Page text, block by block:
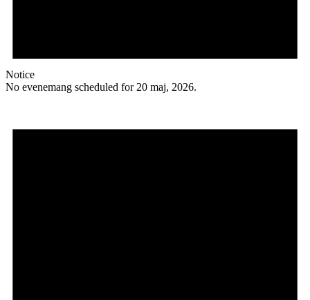
Notice
No evenemang scheduled for 20 maj, 2026.